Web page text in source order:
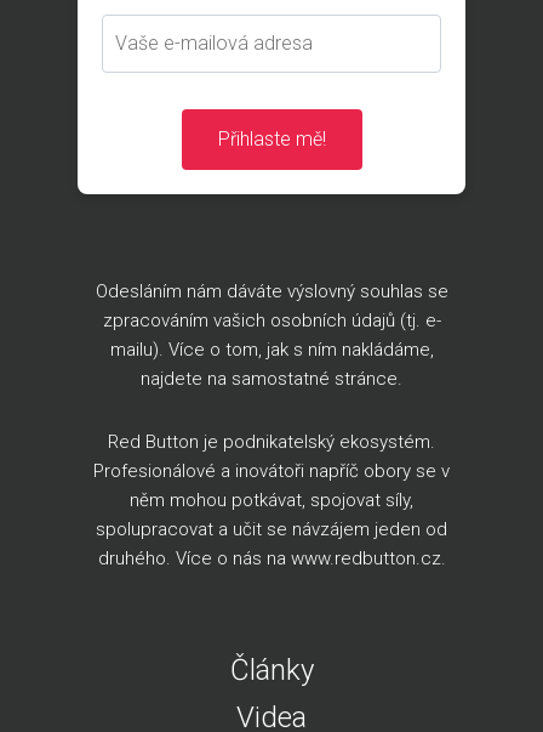
Přihlaste mě!
Odesláním nám dáváte výslovný souhlas se
zpracováním vašich osobních údajů (tj. e-
mailu). Více o tom, jak s ním nakládáme,
najdete na samostatné stránce.
Red Button je podnikatelský ekosystém.
Profesionálové a inovátoři napříč obory se v
něm mohou potkávat, spojovat síly,
spolupracovat a učit se návzájem jeden od
druhého. Více o nás na www.redbutton.cz.
Články
Videa